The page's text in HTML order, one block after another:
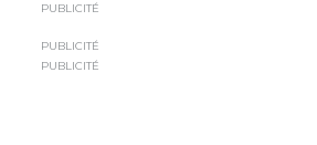
PUBLICITÉ
PUBLICITÉ
PUBLICITÉ